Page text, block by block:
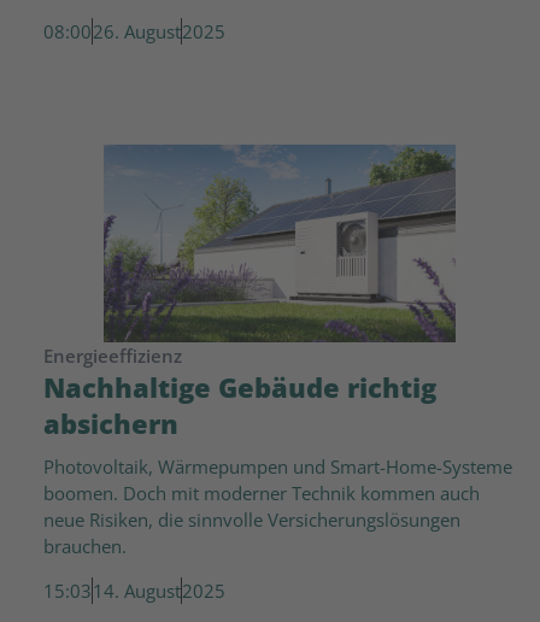
08:0026. August2025
Energieeffizienz
Nachhaltige Gebäude richtig
absichern
Photovoltaik, Wärmepumpen und Smart-Home-Systeme
boomen. Doch mit moderner Technik kommen auch
neue Risiken, die sinnvolle Versicherungslösungen
brauchen.
15:0314. August2025